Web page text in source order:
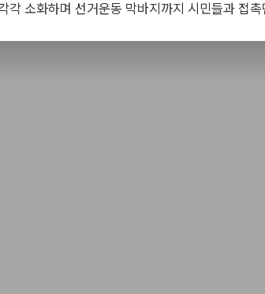
각 소화하며 선거운동 막바지까지 시민들과 접